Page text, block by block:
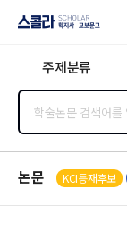
지사·교보문고
주제분류
논문 KCI등재후보